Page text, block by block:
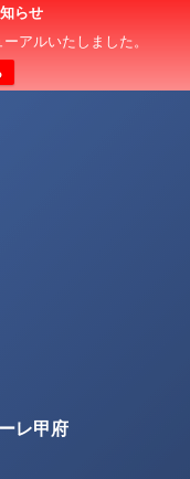
らせ
アルいたしました。
レ甲府